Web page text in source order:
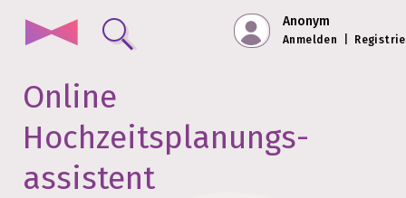
Anonym
Anmelden
Online
Hochzeits­planungs­
assistent